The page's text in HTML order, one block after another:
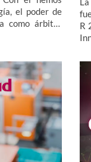
el poder de
como árbitro
R